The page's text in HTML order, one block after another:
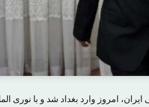
امروز وارد بغداد شد و با نوری